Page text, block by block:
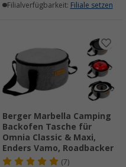
Filialverfügbarkeit: Filiale setzen
Berger Marbella Camping
Backofen Tasche für
Omnia Classic & Maxi,
Enders Vamo, Roadbacker
(7)